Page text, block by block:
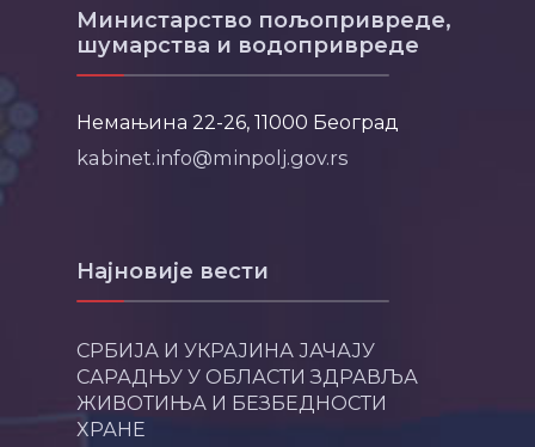
Министарство пољопривреде,
шумарства и водопривреде
Немањина 22-26, 11000 Београд
kabinet.info@minpolj.gov.rs
Најновије вести
СРБИЈА И УКРАЈИНА ЈАЧАЈУ
САРАДЊУ У ОБЛАСТИ ЗДРАВЉА
ЖИВОТИЊА И БЕЗБЕДНОСТИ
ХРАНЕ